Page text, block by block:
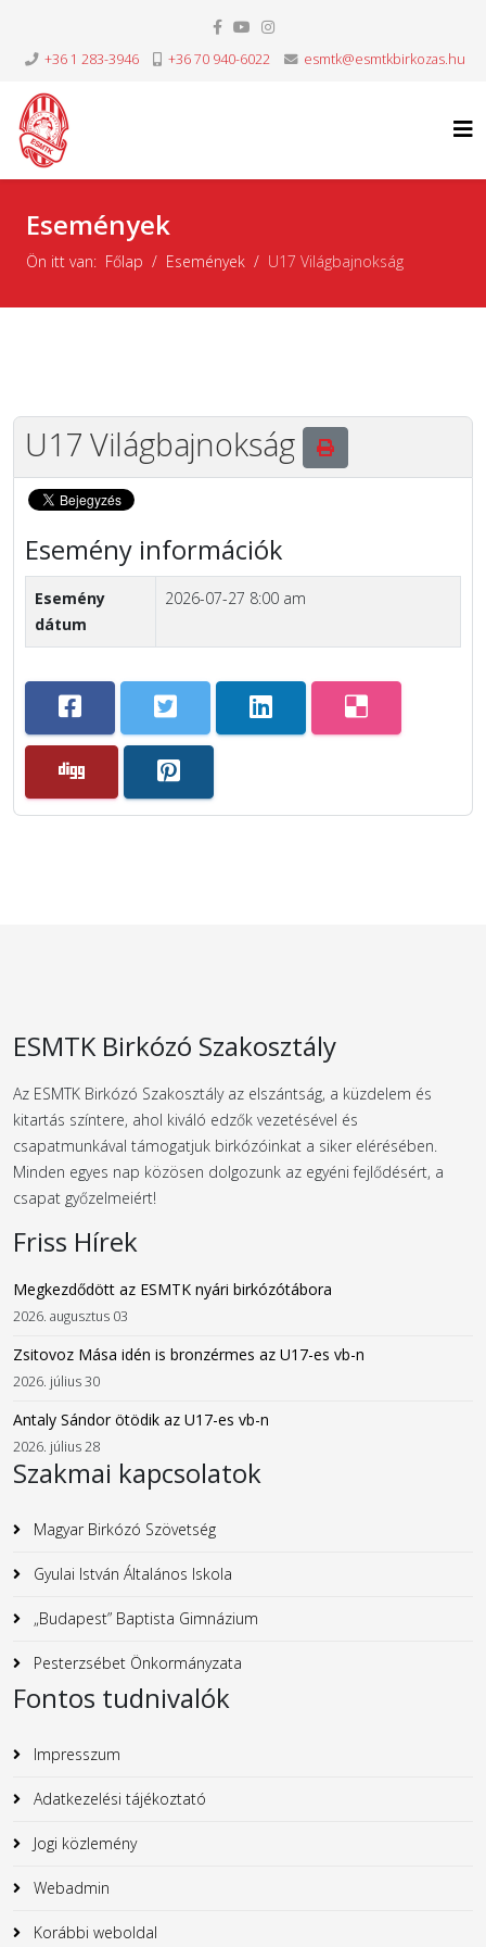
+36 1 283-3946 +36 70 940-6022 esmtk@esmtkbirkozas.hu
Események
Ön itt van: Főlap Események U17 Világbajnokság
U17 Világbajnokság
Esemény információk
Esemény
dátum
2026-07-27 8:00 am
ESMTK Birkózó Szakosztály
Az ESMTK Birkózó Szakosztály az elszántság, a küzdelem és
kitartás színtere, ahol kiváló edzők vezetésével és
csapatmunkával támogatjuk birkózóinkat a siker elérésében.
Minden egyes nap közösen dolgozunk az egyéni fejlődésért, a
csapat győzelmeiért!
Friss Hírek
Megkezdődött az ESMTK nyári birkózótábora
2026. augusztus 03
Zsitovoz Mása idén is bronzérmes az U17-es vb-n
2026. július 30
Antaly Sándor ötödik az U17-es vb-n
2026. július 28
Szakmai kapcsolatok
Magyar Birkózó Szövetség
Gyulai István Általános Iskola
„Budapest” Baptista Gimnázium
Pesterzsébet Önkormányzata
Fontos tudnivalók
Impresszum
Adatkezelési tájékoztató
Jogi közlemény
Webadmin
Korábbi weboldal